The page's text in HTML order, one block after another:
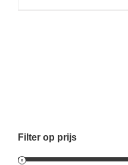
Filter op prijs